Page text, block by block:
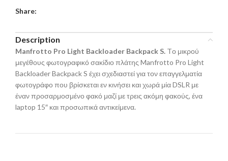
Share:
Description
Manfrotto Pro Light Backloader Backpack S. Tο μικρού
μεγέθους φωτογραφικό σακίδιο πλάτης Manfrotto Pro Light
Backloader Backpack S έχει σχεδιαστεί για τον επαγγελματία
φωτογράφο που βρίσκεται εν κινήσει και χωρά μία DSLR με
έναν προσαρμοσμένο φακό μαζί με τρεις ακόμη φακούς, ένα
laptop 15″ και προσωπικά αντικείμενα.